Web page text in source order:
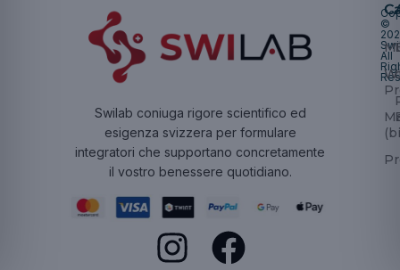
Swilab coniuga rigore scientifico ed
esigenza svizzera per formulare
integratori che supportano concretamente
il vostro benessere quotidiano.
©
All